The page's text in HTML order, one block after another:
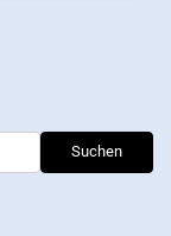
Suchen